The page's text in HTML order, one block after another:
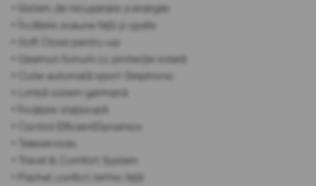
• Sistem de recuperare a energiei
• Încălzire scaune față și spate
• Soft Close pentru uși
• Geamuri fumurii cu protecție solară
• Cutie automată sport Steptronic
• Limbă sistem germană
• Încălzire staționară
• Control EfficientDynamics
• Teleservices
• Travel & Comfort System
• Pachet confort termic față